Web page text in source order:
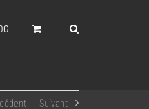
Suivant